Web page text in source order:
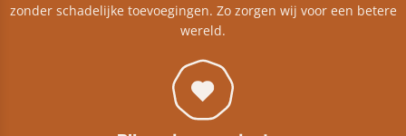
zonder schadelijke toevoegingen. Zo zorgen wij voor een betere
wereld.